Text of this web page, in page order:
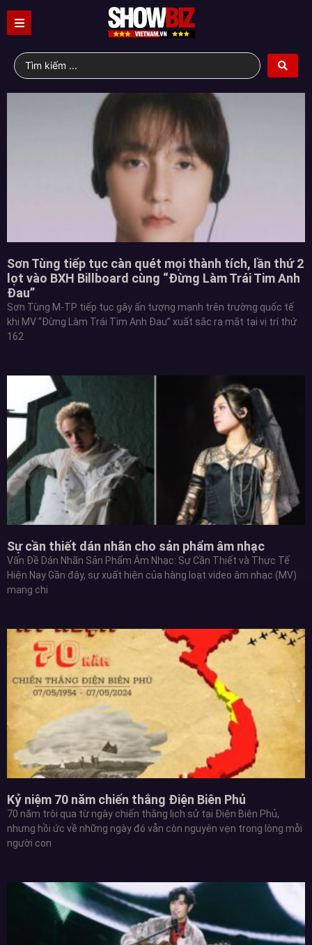
Sơn Tùng tiếp tục càn quét mọi thành tích, lần thứ 2
lọt vào BXH Billboard cùng “Đừng Làm Trái Tim Anh
Đau”
Sơn Tùng M-TP tiếp tục gây ấn tượng mạnh trên trường quốc tế
khi MV “Đừng Làm Trái Tim Anh Đau” xuất sắc ra mắt tại vị trí thứ
162
Sự cần thiết dán nhãn cho sản phẩm âm nhạc
Vấn Đề Dán Nhãn Sản Phẩm Âm Nhạc: Sự Cần Thiết và Thực Tế
Hiện Nay Gần đây, sự xuất hiện của hàng loạt video âm nhạc (MV)
mang chi
Kỷ niệm 70 năm chiến thắng Điện Biên Phủ
70 năm trôi qua từ ngày chiến thắng lịch sử tại Điện Biên Phủ,
nhưng hồi ức về những ngày đó vẫn còn nguyên vẹn trong lòng mỗi
người con